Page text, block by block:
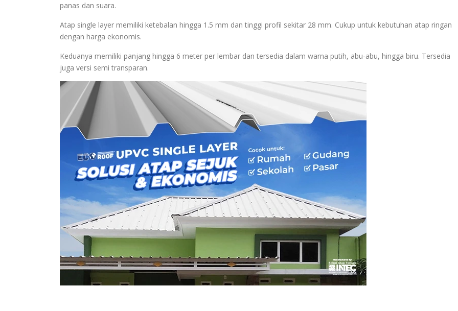
panas dan suara.
Atap single layer memiliki ketebalan hingga 1.5 mm dan tinggi profil sekitar 28 mm. Cukup untuk kebutuhan atap ringan
dengan harga ekonomis.
Keduanya memiliki panjang hingga 6 meter per lembar dan tersedia dalam warna putih, abu-abu, hingga biru. Tersedia
juga versi semi transparan.